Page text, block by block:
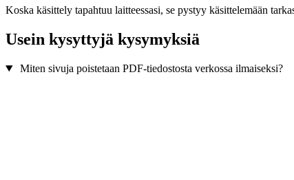
Koska käsittely tapahtuu laitteessasi, se pystyy käsittelemään
Usein kysyttyjä kysymyksiä
Miten sivuja poistetaan PDF-tiedostosta verkossa ilmaiseksi?